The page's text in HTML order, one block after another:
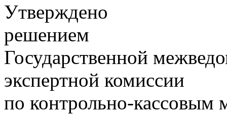
Утверждено
решением
Государственной
экспертной комиссии
по контрольно-кассовым